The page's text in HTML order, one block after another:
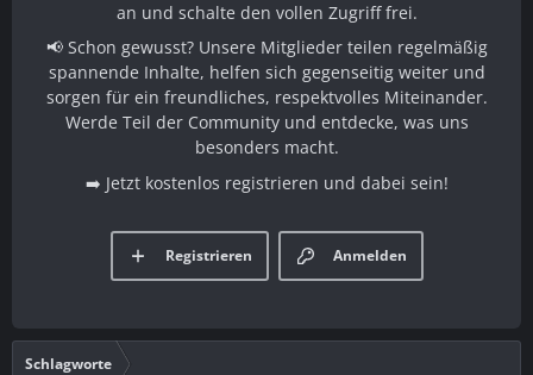
an und schalte den vollen Zugriff frei.
📢 Schon gewusst? Unsere Mitglieder teilen regelmäßig
spannende Inhalte, helfen sich gegenseitig weiter und
sorgen für ein freundliches, respektvolles Miteinander.
Werde Teil der Community und entdecke, was uns
besonders macht.
➡️ Jetzt kostenlos registrieren und dabei sein!
Anmelden
Registrieren
Schlagworte